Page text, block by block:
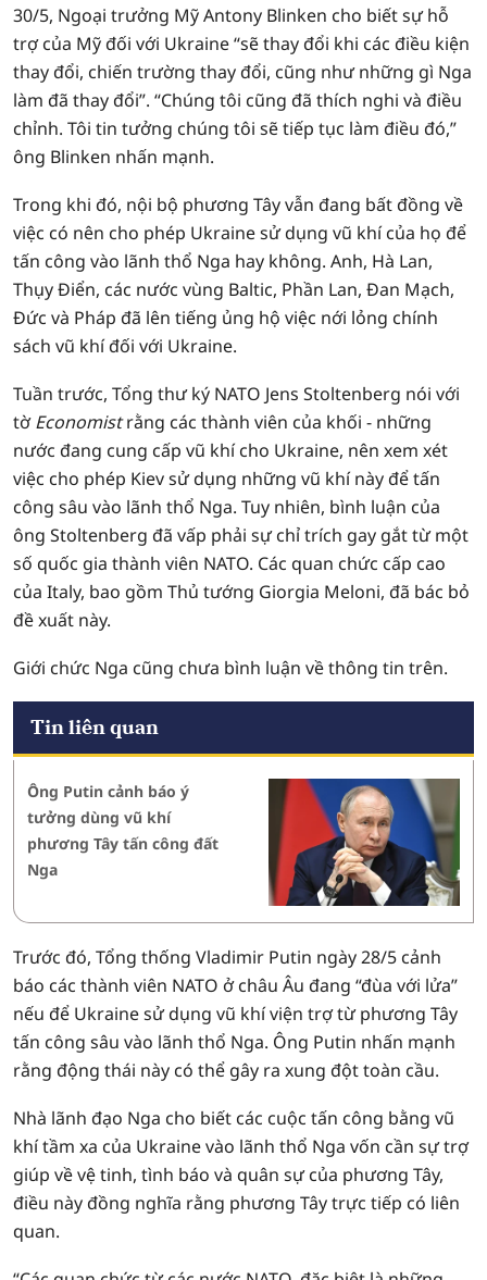
30/5, Ngoại trưởng Mỹ Antony Blinken cho biết sự hỗ
trợ của Mỹ đối với Ukraine “sẽ thay đổi khi các điều kiện
thay đổi, chiến trường thay đổi, cũng như những gì Nga
làm đã thay đổi”. “Chúng tôi cũng đã thích nghi và điều
chỉnh. Tôi tin tưởng chúng tôi sẽ tiếp tục làm điều đó,”
ông Blinken nhấn mạnh.
Trong khi đó, nội bộ phương Tây vẫn đang bất đồng về
việc có nên cho phép Ukraine sử dụng vũ khí của họ để
tấn công vào lãnh thổ Nga hay không. Anh, Hà Lan,
Thụy Điển, các nước vùng Baltic, Phần Lan, Đan Mạch,
Đức và Pháp đã lên tiếng ủng hộ việc nới lỏng chính
sách vũ khí đối với Ukraine.
Tuần trước, Tổng thư ký NATO Jens Stoltenberg nói với
tờEconomistrằng các thành viên của khối - những
nước đang cung cấp vũ khí cho Ukraine, nên xem xét
việc cho phép Kiev sử dụng những vũ khí này để tấn
công sâu vào lãnh thổ Nga. Tuy nhiên, bình luận của
ông Stoltenberg đã vấp phải sự chỉ trích gay gắt từ một
số quốc gia thành viên NATO. Các quan chức cấp cao
của Italy, bao gồm Thủ tướng Giorgia Meloni, đã bác bỏ
đề xuất này.
Giới chức Nga cũng chưa bình luận về thông tin trên.
Tin liên quan
Ông Putin cảnh báo ý
tưởng dùng vũ khí
phương Tây tấn công đất
Nga
Trước đó, Tổng thống Vladimir Putin ngày 28/5 cảnh
báo các thành viên NATO ở châu Âu đang “đùa với lửa”
nếu để Ukraine sử dụng vũ khí viện trợ từ phương Tây
tấn công sâu vào lãnh thổ Nga. Ông Putin nhấn mạnh
rằng động thái này có thể gây ra xung đột toàn cầu.
Nhà lãnh đạo Nga cho biết các cuộc tấn công bằng vũ
khí tầm xa của Ukraine vào lãnh thổ Nga vốn cần sự trợ
giúp về vệ tinh, tình báo và quân sự của phương Tây,
điều này đồng nghĩa rằng phương Tây trực tiếp có liên
quan.